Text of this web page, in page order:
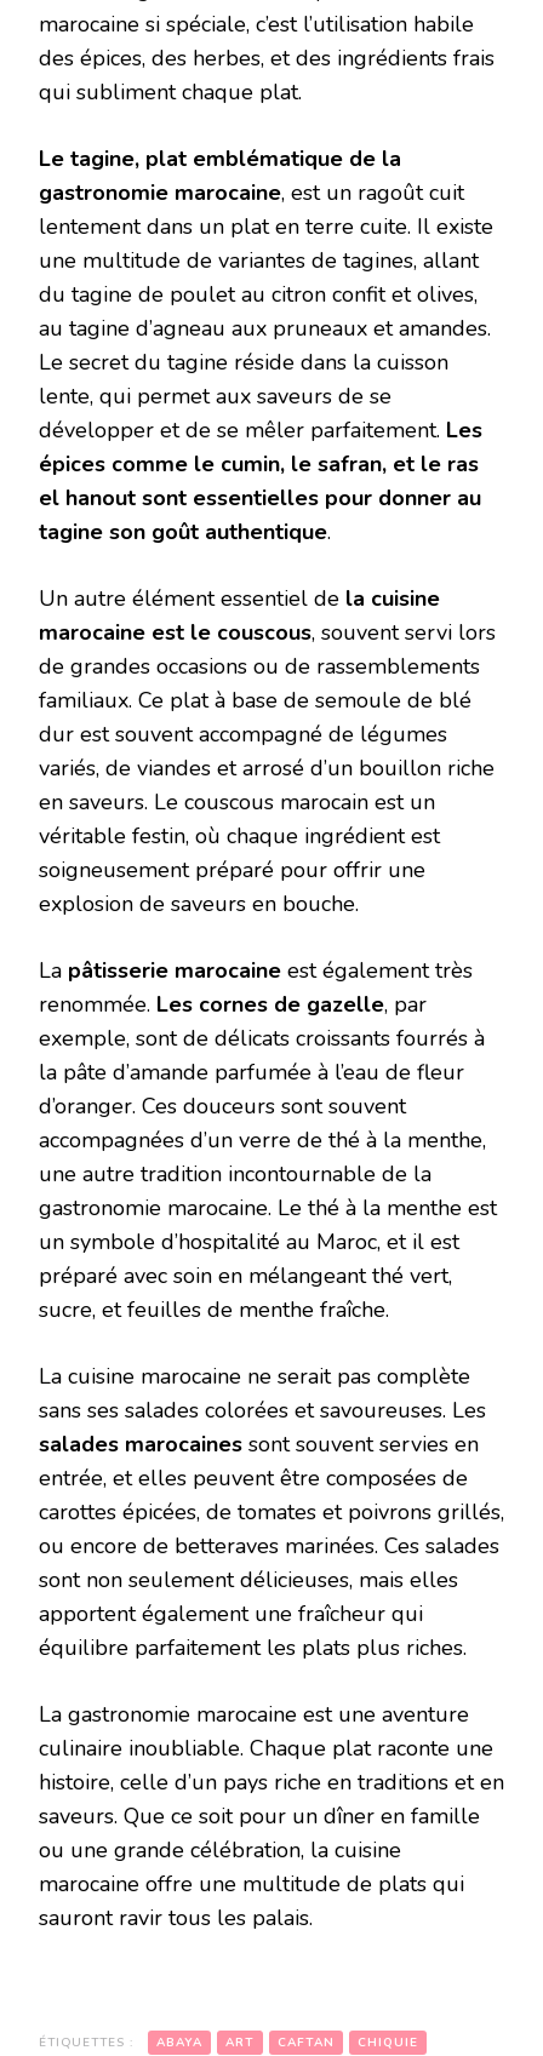
marocaine si spéciale, c’est l’utilisation habile
des épices, des herbes, et des ingrédients frais
qui subliment chaque plat.
Le tagine, plat emblématique de la
gastronomie marocaine, est un ragoût cuit
lentement dans un plat en terre cuite. Il existe
une multitude de variantes de tagines, allant
du tagine de poulet au citron confit et olives,
au tagine d’agneau aux pruneaux et amandes.
Le secret du tagine réside dans la cuisson
lente, qui permet aux saveurs de se
développer et de se mêler parfaitement. Les
épices comme le cumin, le safran, et le ras
el hanout sont essentielles pour donner au
tagine son goût authentique.
Un autre élément essentiel de la cuisine
marocaine est le couscous, souvent servi lors
de grandes occasions ou de rassemblements
familiaux. Ce plat à base de semoule de blé
dur est souvent accompagné de légumes
variés, de viandes et arrosé d’un bouillon riche
en saveurs. Le couscous marocain est un
véritable festin, où chaque ingrédient est
soigneusement préparé pour offrir une
explosion de saveurs en bouche.
La pâtisserie marocaine est également très
renommée. Les cornes de gazelle, par
exemple, sont de délicats croissants fourrés à
la pâte d’amande parfumée à l’eau de fleur
d’oranger. Ces douceurs sont souvent
accompagnées d’un verre de thé à la menthe,
une autre tradition incontournable de la
gastronomie marocaine. Le thé à la menthe est
un symbole d’hospitalité au Maroc, et il est
préparé avec soin en mélangeant thé vert,
sucre, et feuilles de menthe fraîche.
La cuisine marocaine ne serait pas complète
sans ses salades colorées et savoureuses. Les
salades marocaines sont souvent servies en
entrée, et elles peuvent être composées de
carottes épicées, de tomates et poivrons grillés,
ou encore de betteraves marinées. Ces salades
sont non seulement délicieuses, mais elles
apportent également une fraîcheur qui
équilibre parfaitement les plats plus riches.
La gastronomie marocaine est une aventure
culinaire inoubliable. Chaque plat raconte une
histoire, celle d’un pays riche en traditions et en
saveurs. Que ce soit pour un dîner en famille
ou une grande célébration, la cuisine
marocaine offre une multitude de plats qui
sauront ravir tous les palais.
ÉTIQUETTES : ABAYA ART CAFTAN CHIQUIE